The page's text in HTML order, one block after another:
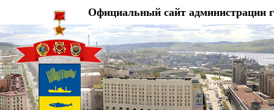
Официальный сайт администрации